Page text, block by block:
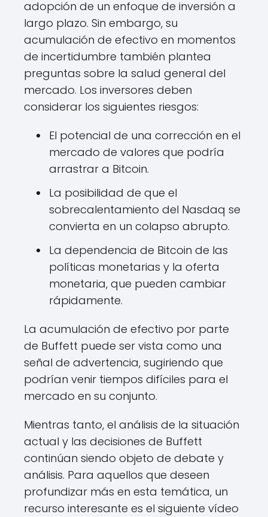
adopción de un enfoque de inversión a
largo plazo. Sin embargo, su
acumulación de efectivo en momentos
de incertidumbre también plantea
preguntas sobre la salud general del
mercado. Los inversores deben
considerar los siguientes riesgos:
El potencial de una corrección en el
mercado de valores que podría
arrastrar a Bitcoin.
La posibilidad de que el
sobrecalentamiento del Nasdaq se
convierta en un colapso abrupto.
La dependencia de Bitcoin de las
políticas monetarias y la oferta
monetaria, que pueden cambiar
rápidamente.
La acumulación de efectivo por parte
de Buffett puede ser vista como una
señal de advertencia, sugiriendo que
podrían venir tiempos difíciles para el
mercado en su conjunto.
Mientras tanto, el análisis de la situación
actual y las decisiones de Buffett
continúan siendo objeto de debate y
análisis. Para aquellos que deseen
profundizar más en esta temática, un
recurso interesante es el siguiente vídeo